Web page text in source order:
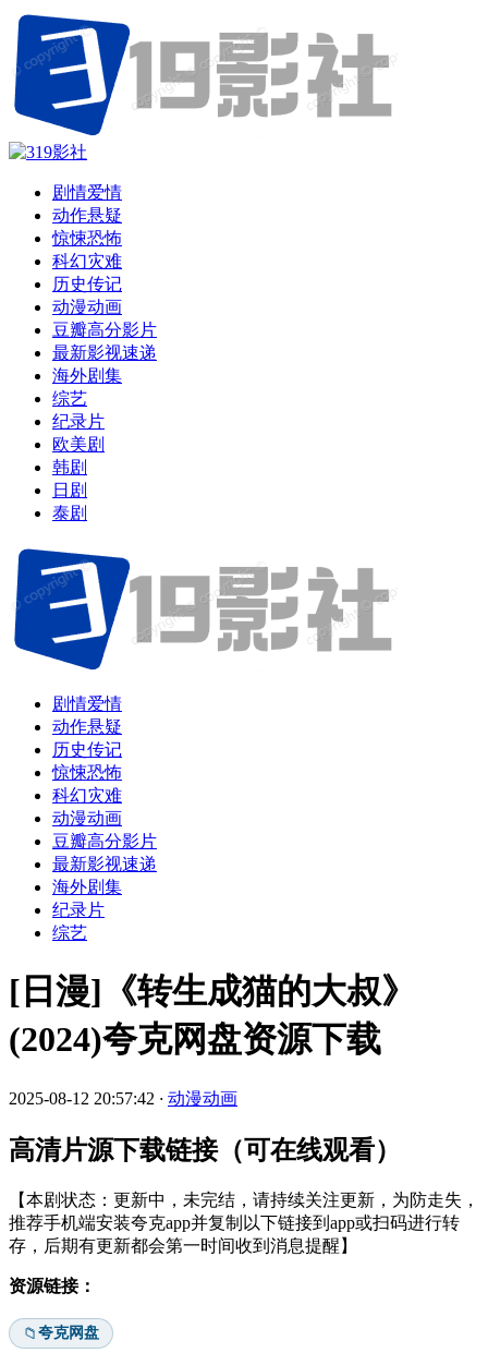
剧情爱情
动作悬疑
惊悚恐怖
科幻灾难
历史传记
动漫动画
豆瓣高分影片
最新影视速递
海外剧集
综艺
纪录片
欧美剧
韩剧
日剧
泰剧
剧情爱情
动作悬疑
历史传记
惊悚恐怖
科幻灾难
动漫动画
豆瓣高分影片
最新影视速递
海外剧集
纪录片
综艺
[日漫]《转生成猫的大叔》
(2024)夸克网盘资源下载
2025-08-12 20:57:42 · 动漫动画
高清片源下载链接（可在线观看）
【本剧状态：更新中，未完结，请持续关注更新，为防走失，
推荐手机端安装夸克app并复制以下链接到app或扫码进行转
存，后期有更新都会第一时间收到消息提醒】
资源链接：
📁夸克网盘